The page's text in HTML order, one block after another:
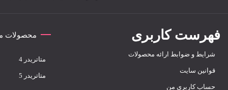
فهرست کاربری
شرایط و ضوابط ارائه محصولات
قوانین سایت
حساب کاربری من
محصولات
متاتريدر 4
متاتريدر 5